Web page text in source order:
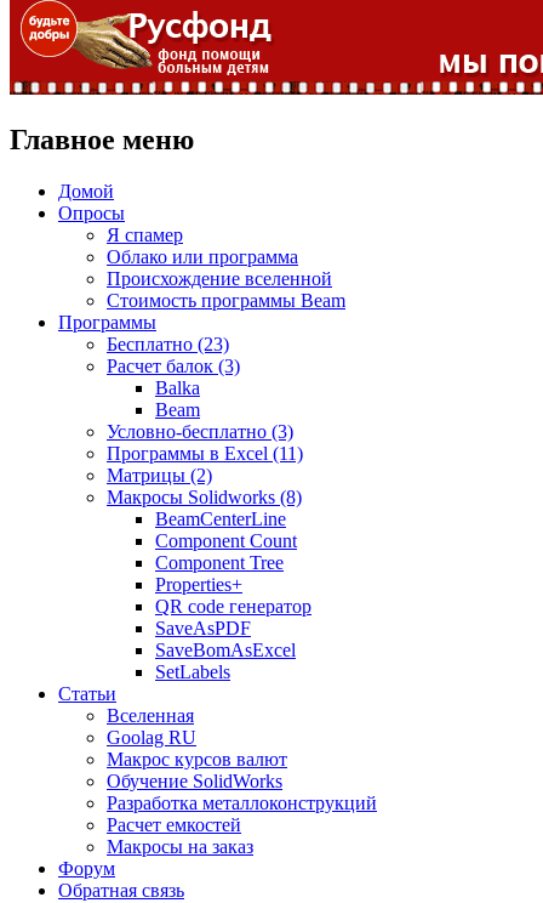
Главное меню
Домой
Опросы
Я спамер
Облако или программа
Происхождение вселенной
Стоимость программы Beam
Программы
Бесплатно (23)
Расчет балок (3)
Balka
Beam
Условно-бесплатно (3)
Программы в Excel (11)
Матрицы (2)
Макросы Solidworks (8)
BeamCenterLine
Component Count
Component Tree
Properties+
QR code генератор
SaveAsPDF
SaveBomAsExcel
SetLabels
Статьи
Вселенная
Goolag RU
Макрос курсов валют
Обучение SolidWorks
Разработка металлоконструкций
Расчет емкостей
Макросы на заказ
Форум
Обратная связь